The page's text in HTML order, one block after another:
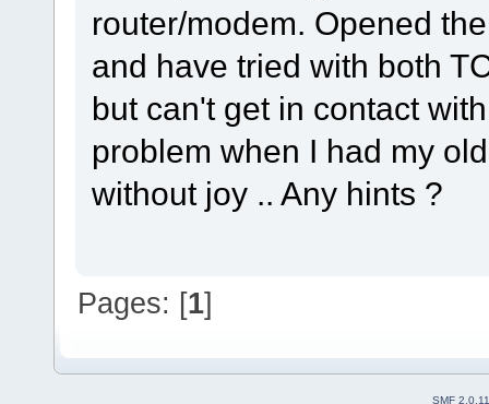
router/modem. Opened
and have tried with both
but can't get in contact
problem when I had my
without joy .. Any hints ?
Pages: [1]
SMF 2.0.11